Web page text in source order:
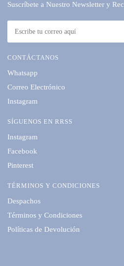
Suscríbete a Nuestro Newsletter y
CONTÁCTANOS
Whatsapp
Correo Electrónico
Instagram
SÍGUENOS EN RRSS
Instagram
Facebook
Pinterest
TÉRMINOS Y CONDICIONES
Despachos
Términos y Condiciones
Políticas de Devolución